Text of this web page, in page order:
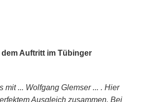
Auftritt im Tübinger
... Wolfgang Glemser ... . Hier
Ausgleich zusammen. Bei